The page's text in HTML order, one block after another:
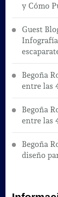
y Cómo
Guest
Begoña
entre las
Begoña
entre las
Begoña
diseño